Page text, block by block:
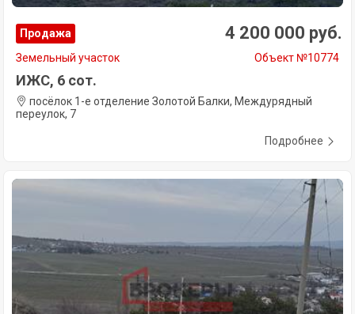
Продажа 4 200 000 руб.
Земельный участок Объект №10774
ИЖС, 6 сот.
посёлок 1-е отделение Золотой Балки, Междурядный
переулок, 7
Подробнее